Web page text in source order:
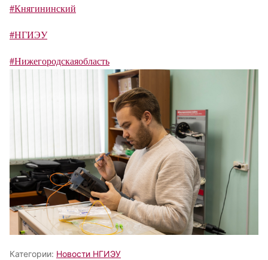
#Княгининский
#НГИЭУ
#Нижегородскаяобласть
Категории: Новости НГИЭУ